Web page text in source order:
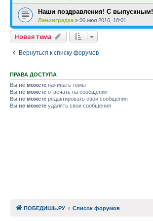
Наши поздравления! С выпускным!
Ленинградка » 06 июл 2016, 18:01
Новая тема
Вернуться к списку форумов
ПРАВА ДОСТУПА
Вы не можете начинать темы
Вы не можете отвечать на сообщения
Вы не можете редактировать свои сообщения
Вы не можете удалять свои сообщения
ПОБЕДИШЬ.РУ Список форумов